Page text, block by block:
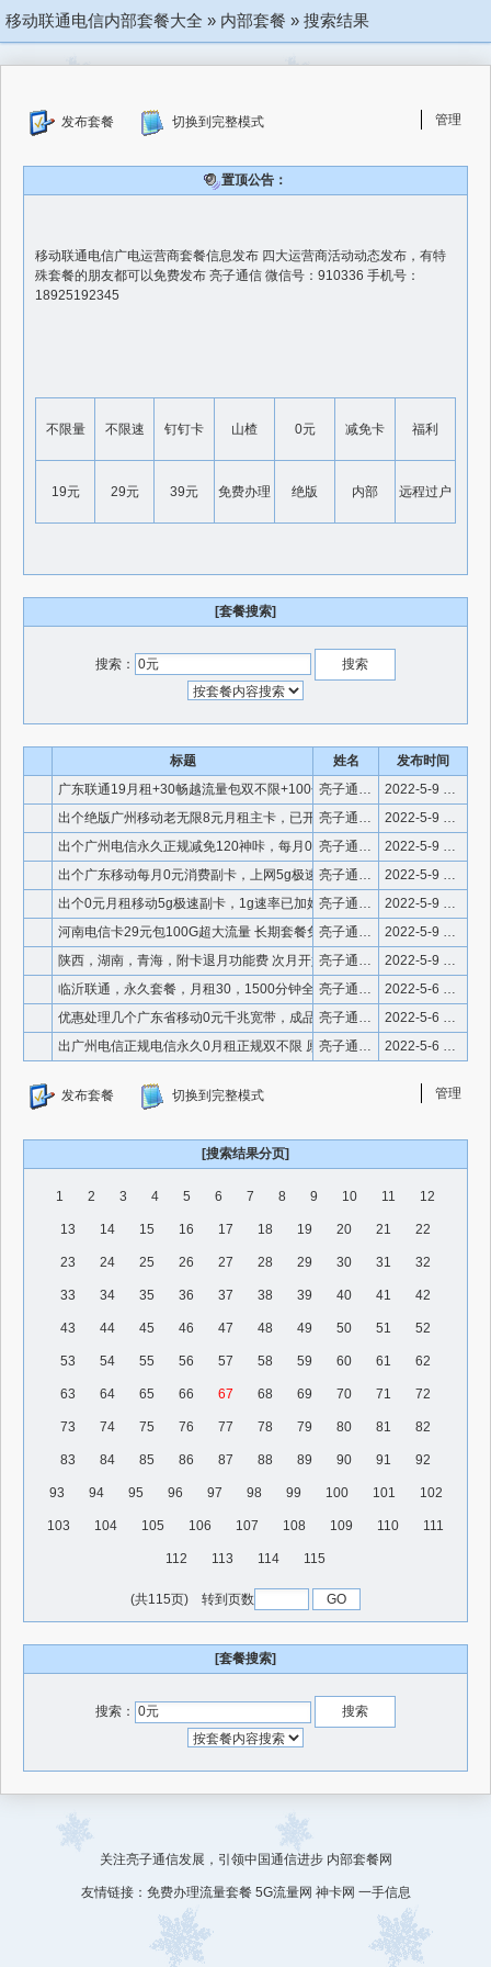
移动联通电信内部套餐大全 » 内部套餐 » 搜索结果
发布套餐 切换到完整模式 管理
置顶公告：
移动联通电信广电运营商套餐信息发布 四大运营商活动动态发布，有特
殊套餐的朋友都可以免费发布 亮子通信 微信号：910336 手机号：
18925192345
不限量 不限速 钉钉卡 山楂 0元 减免卡 福利
19元 29元 39元 免费办理 绝版 内部 远程过户
[套餐搜索]
搜索：
标题 姓名
发布时间
广东联通19月租+30畅越流量包双不限+100分通话，网厅可
出个绝版广州移动老无限8元月租主卡，已开通5g极速不限量不限
出个广州电信永久正规减免120神咔，每月0元190分全国通话
出个广东移动每月0元消费副卡，上网5g极速双不限，主卡是20
出个0元月租移动5g极速副卡，1g速率已加好，流量双不限。全
河南电信卡29元包100G超大流量 长期套餐免费申请
陕西，湖南，青海，附卡退月功能费 次月开始附卡0元 不包售后
临沂联通，永久套餐，月租30，1500分钟全国通话，40G全
优惠处理几个广东省移动0元千兆宽带，成品卡，最后几张卡 出
出广州电信正规电信永久0月租正规双不限 原套餐：50元原联通
发布套餐 切换到完整模式 管理
[搜索结果分页]
1 2 3 4 5 6 7 8 9 10 11 12
13 14 15 16 17 18 19 20 21 22
23 24 25 26 27 28 29 30 31 32
33 34 35 36 37 38 39 40 41 42
43 44 45 46 47 48 49 50 51 52
53 54 55 56 57 58 59 60 61 62
63 64 65 66 67 68 69 70 71 72
73 74 75 76 77 78 79 80 81 82
83 84 85 86 87 88 89 90 91 92
93 94 95 96 97 98 99 100 101 102
103 104 105 106 107 108 109 110 111
112 113 114 115
(共115页) 转到页数
[套餐搜索]
搜索：
关注亮子通信发展，引领中国通信进步 内部套餐网
友情链接： 免费办理流量套餐 5G流量网 神卡网 一手信息